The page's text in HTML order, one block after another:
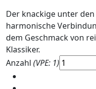
Der knackige unter
harmonische
dem Geschmack von
Klassiker.
Anzahl (VPE: 1)